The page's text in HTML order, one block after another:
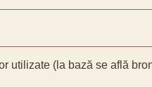
utilizate (la bază se află